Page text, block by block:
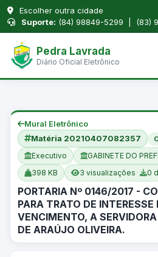
Escolher outra cidade
Suporte: (84) 98849-5299 | (83)
Pedra Lavrada
Diário Oficial Eletrônico
Mural Eletrônico
Matéria 20210407082357
Executivo GABINETE DO
398 KB
3 visualizações · 0
PORTARIA Nº 0146/2017 -
PARA TRATO DE INTERESSE
VENCIMENTO, A
DE ARAÚJO OLIVEIRA.